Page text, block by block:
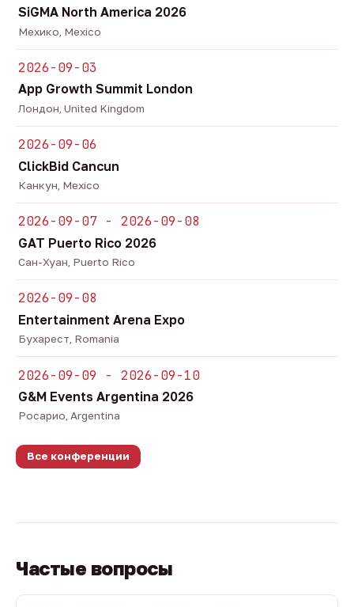
SiGMA North America 2026
Мехико, Mexico
2026-09-03
App Growth Summit London
Лондон, United Kingdom
2026-09-06
ClickBid Cancun
Канкун, Mexico
2026-09-07 - 2026-09-08
GAT Puerto Rico 2026
Сан-Хуан, Puerto Rico
2026-09-08
Entertainment Arena Expo
Бухарест, Romania
2026-09-09 - 2026-09-10
G&M Events Argentina 2026
Росарио, Argentina
Все конференции
Частые вопросы